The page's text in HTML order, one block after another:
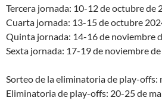
Tercera jornada: 10-12 de octubre de
Cuarta jornada: 13-15 de octubre
Quinta jornada: 14-16 de noviembre
Sexta jornada: 17-19 de noviembre
Sorteo de la eliminatoria de play-offs:
Eliminatoria de play-offs: 20-25 de